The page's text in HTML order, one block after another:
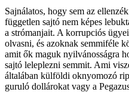
Sajnálatos, hogy sem az
független sajtó nem képes
a strómanjait. A korrupciós
olvasni, és azoknak semmiféle
amit ők maguk nyilvánosságra
sajtó leleplezni semmit. Ami
általában külföldi oknyomozó
guruló dollárokat vagy a